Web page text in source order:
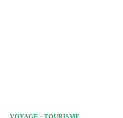
VOYAGE - TOURISME